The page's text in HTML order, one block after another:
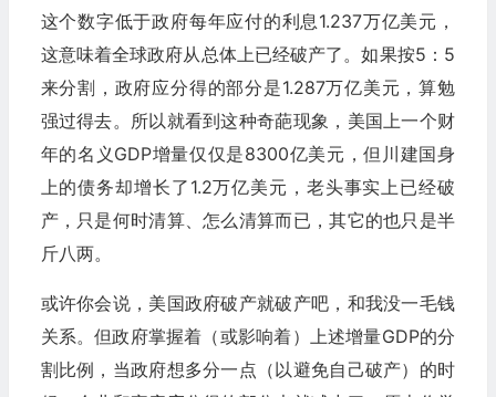
这个数字低于政府每年应付的利息1.237万亿美元，
这意味着全球政府从总体上已经破产了。如果按5：5
来分割，政府应分得的部分是1.287万亿美元，算勉
强过得去。所以就看到这种奇葩现象，美国上一个财
年的名义GDP增量仅仅是8300亿美元，但川建国身
上的债务却增长了1.2万亿美元，老头事实上已经破
产，只是何时清算、怎么清算而已，其它的也只是半
斤八两。
或许你会说，美国政府破产就破产吧，和我没一毛钱
关系。但政府掌握着（或影响着）上述增量GDP的分
割比例，当政府想多分一点（以避免自己破产）的时